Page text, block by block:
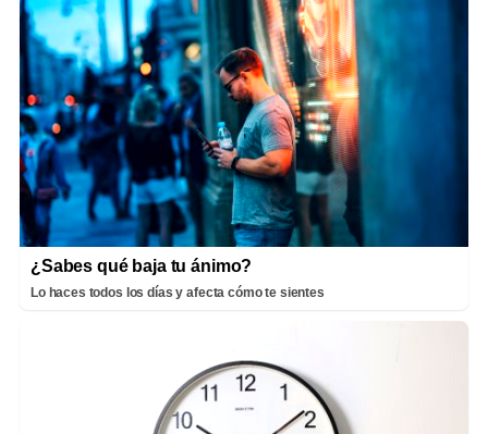
¿Sabes qué baja tu ánimo?
Lo haces todos los días y afecta cómo te sientes